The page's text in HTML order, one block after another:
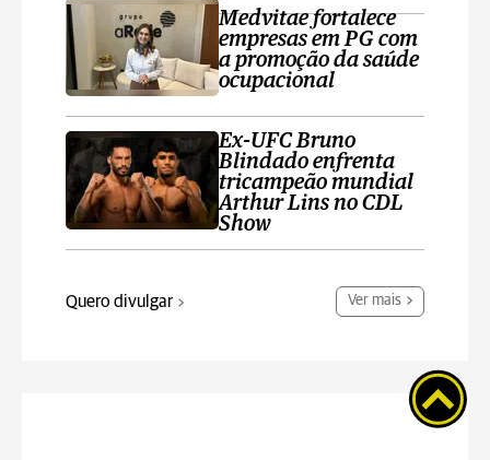
Medvitae fortalece
empresas em PG com
a promoção da saúde
ocupacional
Ex-UFC Bruno
Blindado enfrenta
tricampeão mundial
Arthur Lins no CDL
Show
Quero divulgar Ver mais